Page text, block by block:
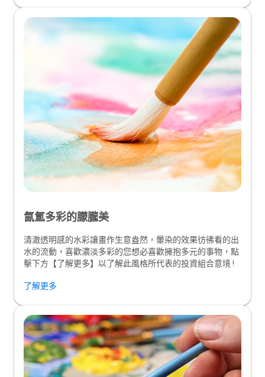
氤氲多彩的朦朧美
清澈透明感的水彩讓畫作生意盎然，暈染的效果彷彿看的出
水的流動，喜歡濃淡多彩的您想必喜歡擁抱多元的事物，點
擊下方【了解更多】以了解此風格所代表的投資組合意境 !
了解更多